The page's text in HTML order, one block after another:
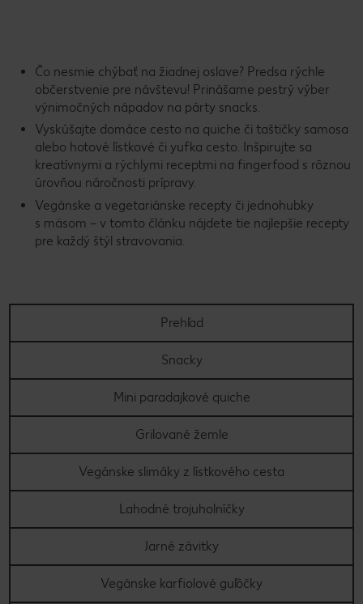
Čo nesmie chýbať na žiadnej oslave? Predsa rýchle
občerstvenie pre návštevu! Prinášame pestrý výber
výnimočných nápadov na párty snacks.
Vyskúšajte domáce cesto na quiche či taštičky samosa
alebo hotové lístkové či yufka cesto. Inšpirujte sa
kreatívnymi a rýchlymi receptmi na fingerfood s rôznou
úrovňou náročnosti prípravy.
Vegánske a vegetariánske recepty či jednohubky
s mäsom – v tomto článku nájdete tie najlepšie recepty
pre každý štýl stravovania.
Prehľad
Snacky
Mini paradajkové quiche
Grilované žemle
Vegánske slimáky z lístkového cesta
Lahodné trojuholníčky
Jarné závitky
Vegánske karfiolové guľôčky